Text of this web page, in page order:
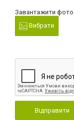
Завантажити
Вибрати
Відправити